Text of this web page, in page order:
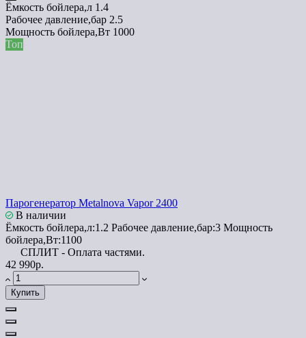
Ёмкость бойлера,л 1.4
Рабочее давление,бар 2.5
Мощность бойлера,Вт 1000
Топ
Парогенератор Metalnova Vapor 2400
В наличии
Ёмкость бойлера,л:1.2 Рабочее давление,бар:3 Мощность
бойлера,Вт:1100
СПЛИТ - Оплата частями.
42 990р.
Купить